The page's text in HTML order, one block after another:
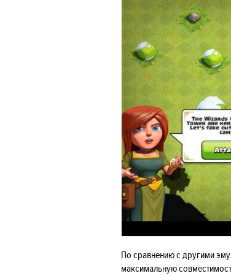
По сравнению с другими
максимальную